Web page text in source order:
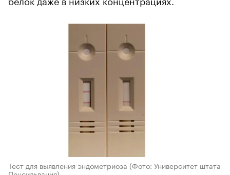
Тест для выявления эндометриоза (Фото: Университет штата